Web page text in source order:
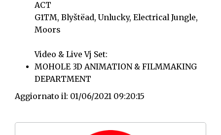
ACT
G1TM, Blyštëad, Unlucky, Electrical Jungle,
Moors
Video & Live Vj Set:
MOHOLE 3D ANIMATION & FILMMAKING
DEPARTMENT
Aggiornato il: 01/06/2021 09:20:15